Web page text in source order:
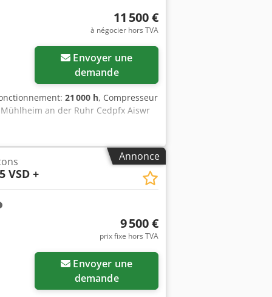
11 500 €
à négocier hors TVA
demande
21 000 h, Compresseur
an der Ruhr Cedpfx Aiswr
Annonce
Demander plus
VSD +
9 500 €
prix fixe hors TVA
demande